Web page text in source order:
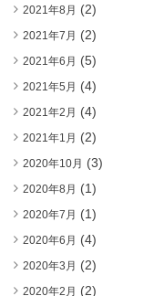
2021年8月 (2)
2021年7月 (2)
2021年6月 (5)
2021年5月 (4)
2021年2月 (4)
2021年1月 (2)
2020年10月 (3)
2020年8月 (1)
2020年7月 (1)
2020年6月 (4)
2020年3月 (2)
2020年2月 (2)